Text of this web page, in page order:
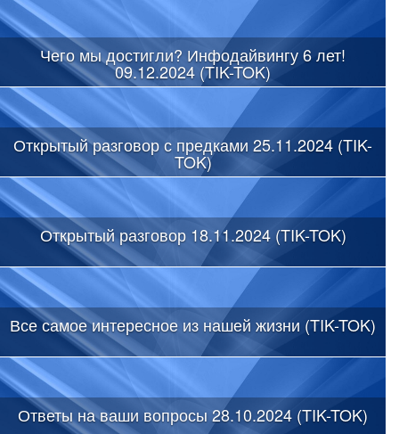
Чего мы достигли? Инфодайвингу 6 лет!
09.12.2024 (TIK-TOK)
Открытый разговор с предками 25.11.2024 (TIK-
TOK)
Открытый разговор 18.11.2024 (TIK-TOK)
Все самое интересное из нашей жизни (TIK-TOK)
Ответы на ваши вопросы 28.10.2024 (TIK-TOK)